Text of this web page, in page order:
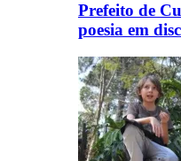
Prefeito de
poesia em